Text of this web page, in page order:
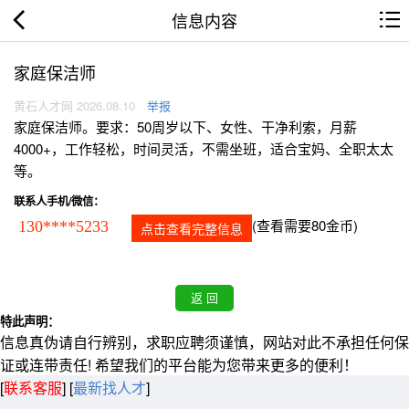
信息内容
家庭保洁师
黄石人才网 2026.08.10 举报
家庭保洁师。要求：50周岁以下、女性、干净利索，月薪
4000+，工作轻松，时间灵活，不需坐班，适合宝妈、全职太太
等。
联系人手机/微信：
130****5233 点击查看完整信息 (查看需要80金币)
特此声明：
信息真伪请自行辨别，求职应聘须谨慎，网站对此不承担任何保
证或连带责任! 希望我们的平台能为您带来更多的便利！
[联系客服] [最新找人才]